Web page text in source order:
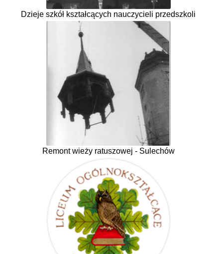
Dzieje szkół kształcących nauczycieli przedszkoli
Remont wieży ratuszowej - Sulechów